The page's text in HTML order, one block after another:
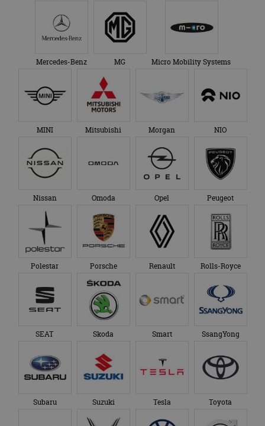
Mercedes-Benz MG Micro Mobility Systems
MINI Mitsubishi Morgan NIO
Nissan Omoda Opel Peugeot
Polestar Porsche Renault Rolls-Royce
SEAT Skoda Smart SsangYong
Subaru Suzuki Tesla Toyota